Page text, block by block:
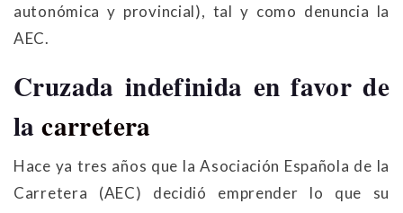
autonómica y provincial), tal y como denuncia la
AEC.
Cruzada indefinida en favor de
lacarretera
Hace ya tres años que la Asociación Española de la
Carretera (AEC) decidió emprender lo que su